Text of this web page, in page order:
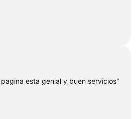
esta genial y buen servicios"